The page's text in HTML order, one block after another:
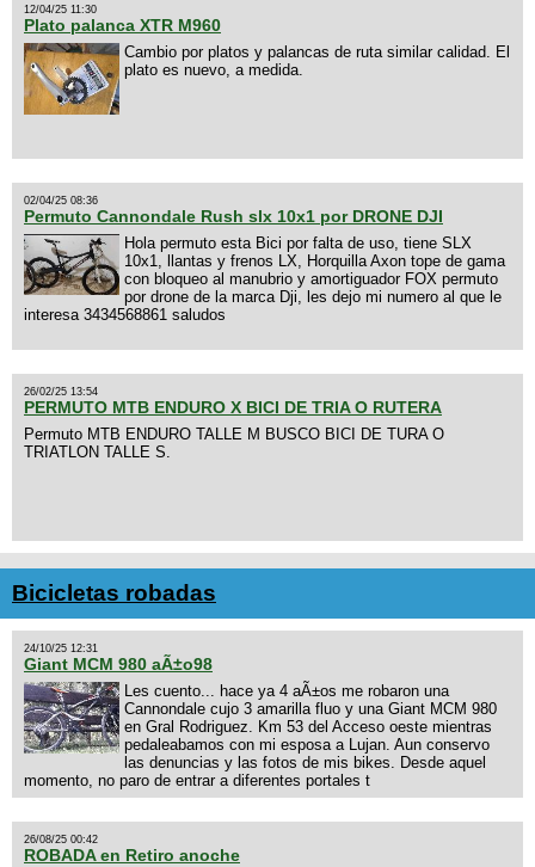
12/04/25 11:30
Plato palanca XTR M960
Cambio por platos y palancas de ruta similar calidad. El
plato es nuevo, a medida.
02/04/25 08:36
Permuto Cannondale Rush slx 10x1 por DRONE DJI
Hola permuto esta Bici por falta de uso, tiene SLX
10x1, llantas y frenos LX, Horquilla Axon tope de gama
con bloqueo al manubrio y amortiguador FOX permuto
por drone de la marca Dji, les dejo mi numero al que le
interesa 3434568861 saludos
26/02/25 13:54
PERMUTO MTB ENDURO X BICI DE TRIA O RUTERA
Permuto MTB ENDURO TALLE M BUSCO BICI DE TURA O
TRIATLON TALLE S.
Bicicletas robadas
24/10/25 12:31
Giant MCM 980 aÃ±o98
Les cuento... hace ya 4 aÃ±os me robaron una
Cannondale cujo 3 amarilla fluo y una Giant MCM 980
en Gral Rodriguez. Km 53 del Acceso oeste mientras
pedaleabamos con mi esposa a Lujan. Aun conservo
las denuncias y las fotos de mis bikes. Desde aquel
momento, no paro de entrar a diferentes portales t
26/08/25 00:42
ROBADA en Retiro anoche